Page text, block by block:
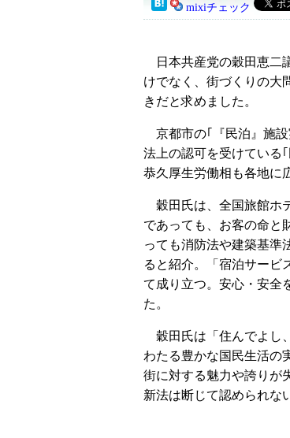
mixiチェック
日本共産党の穀田恵二
けでなく、街づくりの大
きだと求めました。
京都市の｢『民泊』施設
法上の認可を受けている
恭久厚生労働相も各地に
穀田氏は、全国旅館ホ
であっても、お客の命と
っても消防法や建築基準
ると紹介。「宿泊サービ
て成り立つ。安心・安全
た。
穀田氏は「住んでよし
わたる豊かな国民生活の
街に対する魅力や誇りが
新法は断じて認められな